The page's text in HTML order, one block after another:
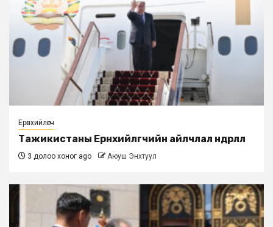
Ерөнхийлөгч
Тажикистаны Ерөнхийлөгчийн айлчлал өндөрлөлөө
3 долоо хоног ago Аюуш Энхтуул